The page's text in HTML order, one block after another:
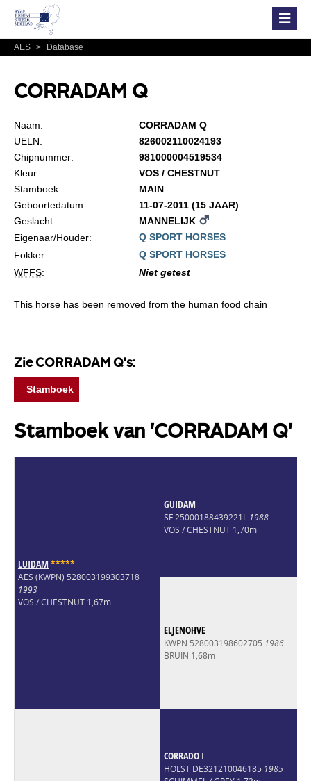
AES > Database
CORRADAM Q
Naam:
CORRADAM Q
UELN:
826002110024193
Chipnummer:
981000004519534
Kleur:
VOS / CHESTNUT
Stamboek:
MAIN
Geboortedatum:
11-07-2011 (15 JAAR)
Geslacht:
MANNELIJK
Eigenaar/Houder:
Q SPORT HORSES
Fokker:
Q SPORT HORSES
WFFS: Niet getest
This horse has been removed from the human food chain
Zie CORRADAM Q's:
Stamboek
Stamboek van 'CORRADAM Q'
LUIDAM *****
AES (KWPN) 528003199303718
1993
VOS / CHESTNUT 1,67m
GUIDAM
SF 25000188439221L 1988
VOS / CHESTNUT 1,70m
ELJENOHVE
KWPN 528003198602705 1986
BRUIN 1,68m
CORRADO I
HOLST DE321210046185 1985